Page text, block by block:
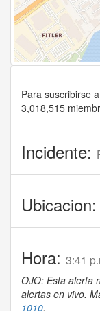
Para suscribirse
3,018,515
Incidente:
Ubicacion:
Hora: 3:41
OJO: Esta alerta
alertas en vivo.
1010.